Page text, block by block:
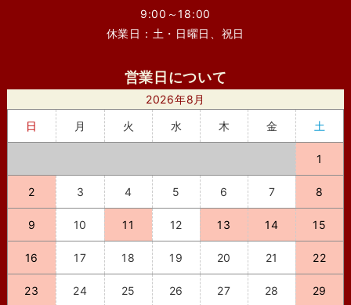
9:00～18:00
休業日：土・日曜日、祝日
営業日について
2026年8月
日
月 火 水 木 金 土
1
2 3 4 5 6 7 8
9 10 11 12 13 14 15
16 17 18 19 20 21 22
23 24 25 26 27 28 29